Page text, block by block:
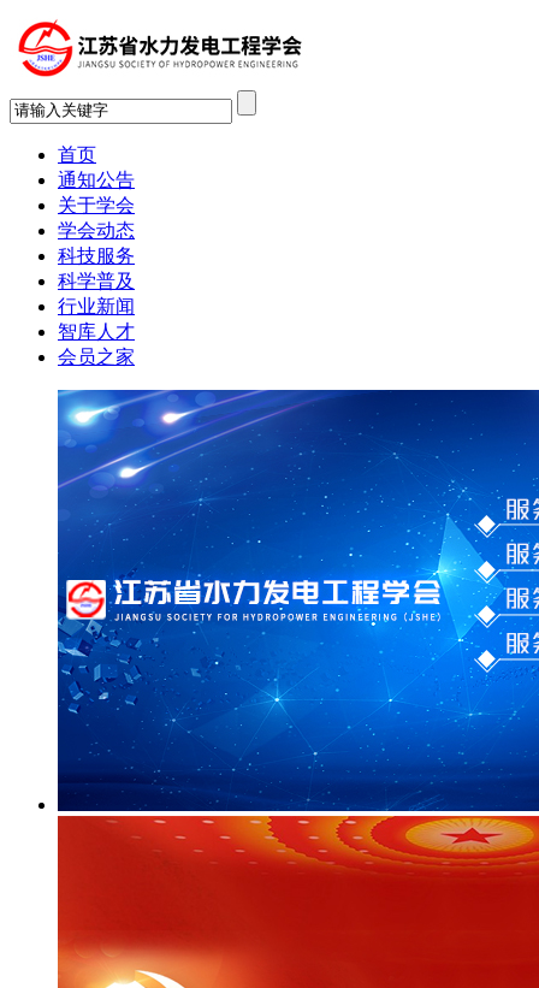
首页
通知公告
关于学会
学会动态
科技服务
科学普及
行业新闻
智库人才
会员之家